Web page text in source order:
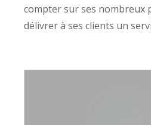
compter sur ses nombreux
délivrer à ses clients un